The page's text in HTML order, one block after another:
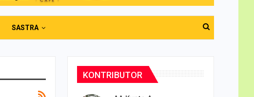
SASTRA
KONTRIBUTOR